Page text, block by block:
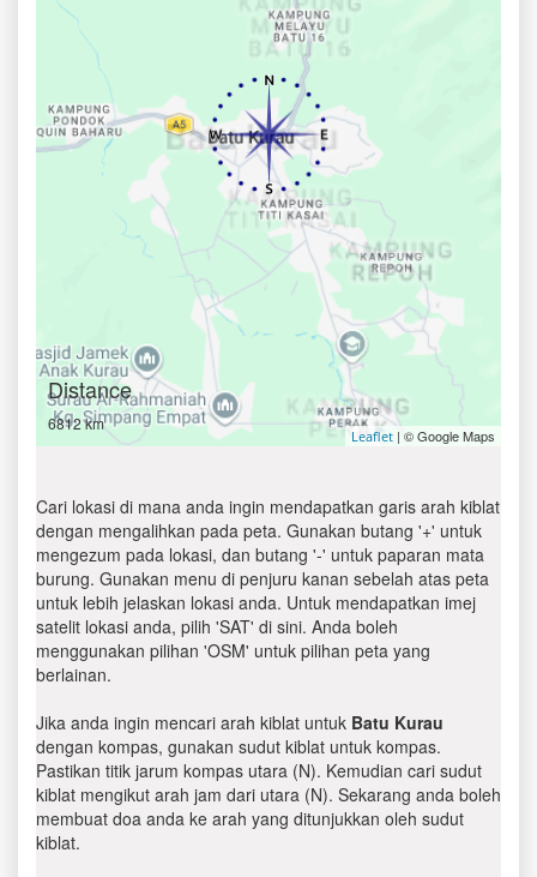
Distance
6812 km
Leaflet | © Google Maps
Cari lokasi di mana anda ingin mendapatkan garis arah kiblat
dengan mengalihkan pada peta. Gunakan butang '+' untuk
mengezum pada lokasi, dan butang '-' untuk paparan mata
burung. Gunakan menu di penjuru kanan sebelah atas peta
untuk lebih jelaskan lokasi anda. Untuk mendapatkan imej
satelit lokasi anda, pilih 'SAT' di sini. Anda boleh
menggunakan pilihan 'OSM' untuk pilihan peta yang
berlainan.
Jika anda ingin mencari arah kiblat untuk Batu Kurau
dengan kompas, gunakan sudut kiblat untuk kompas.
Pastikan titik jarum kompas utara (N). Kemudian cari sudut
kiblat mengikut arah jam dari utara (N). Sekarang anda boleh
membuat doa anda ke arah yang ditunjukkan oleh sudut
kiblat.